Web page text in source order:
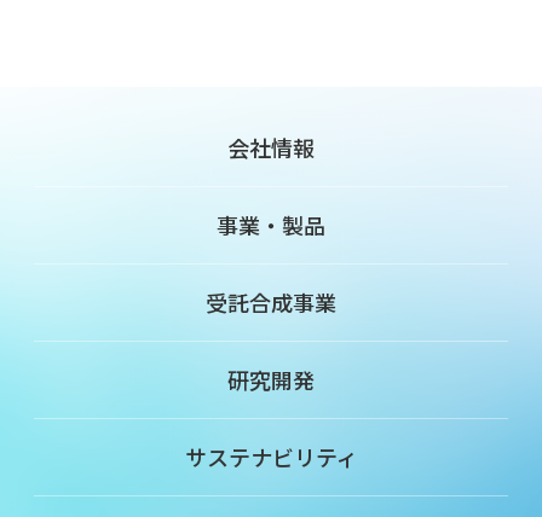
会社情報
事業・製品
受託合成事業
研究開発
サステナビリティ